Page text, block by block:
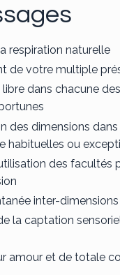
respiration naturelle
de votre multiple
dans chacune des
des dimensions dans
habituelles ou
des facultés
inter-dimensions
la captation
amour et de totale